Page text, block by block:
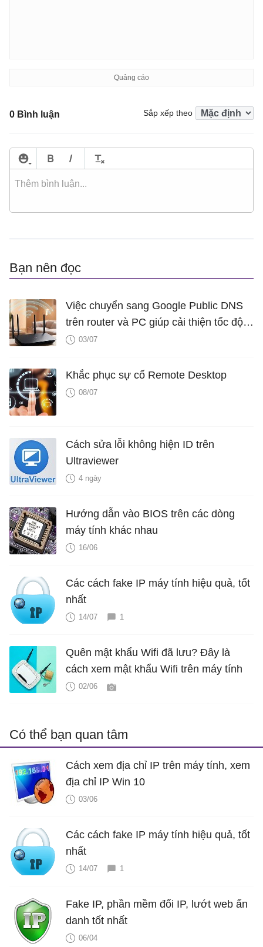
0 Bình luận Sắp xếp theo
Bạn nên đọc
Việc chuyển sang Google Public DNS
trên router và PC giúp cải thiện tốc độ
Internet như thế nào?
03/07
Khắc phục sự cố Remote Desktop
08/07
Cách sửa lỗi không hiện ID trên
Ultraviewer
4 ngày
Hướng dẫn vào BIOS trên các dòng
máy tính khác nhau
16/06
Các cách fake IP máy tính hiệu quả, tốt
nhất
14/07 1
Quên mật khẩu Wifi đã lưu? Đây là
cách xem mật khẩu Wifi trên máy tính
02/06
Có thể bạn quan tâm
Cách xem địa chỉ IP trên máy tính, xem
địa chỉ IP Win 10
03/06
Các cách fake IP máy tính hiệu quả, tốt
nhất
14/07 1
Fake IP, phần mềm đổi IP, lướt web ẩn
danh tốt nhất
06/04